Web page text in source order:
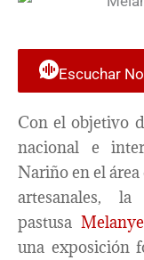
Escuchar
Con el objetivo
nacional e
Nariño en el
artesanales,
pastusa
una exposición